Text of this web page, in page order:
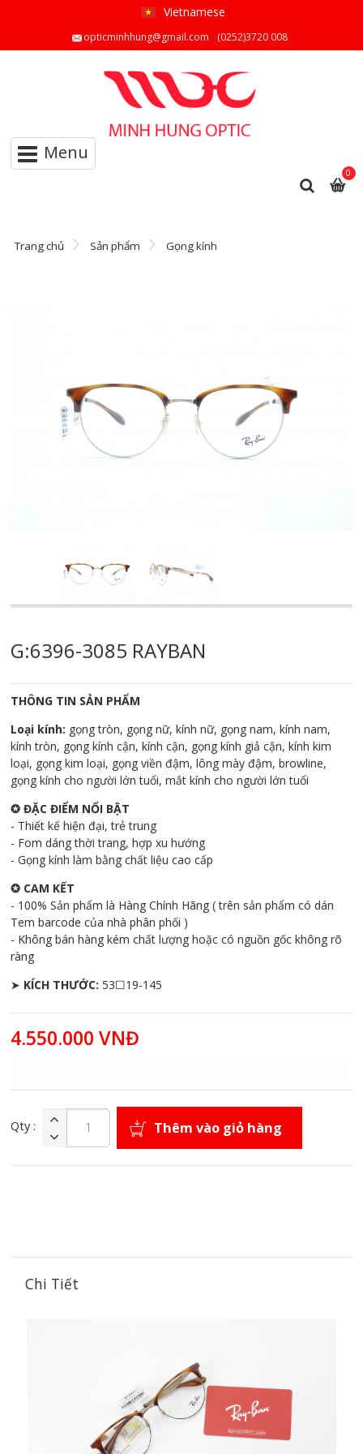
Vietnamese
opticminhhung@gmail.com (0252)3720 008
Menu
0
Trang chủ Sản phẩm Gọng kính
G:6396-3085 RAYBAN
THÔNG TIN SẢN PHẨM
Loại kính: gọng tròn, gọng nữ, kính nữ, gọng nam, kính nam,
kính tròn, gọng kính cận, kính cận, gọng kính giả cận, kính kim
loại, gọng kim loại, gọng viền đậm, lông mày đậm, browline,
gọng kính cho người lớn tuổi, mắt kính cho người lớn tuổi
✪ ĐẶC ĐIỂM NỔI BẬT
- Thiết kế hiện đại, trẻ trung
- Fom dáng thời trang, hợp xu hướng
- Gọng kính làm bằng chất liệu cao cấp
✪ CAM KẾT
- 100% Sản phẩm là Hàng Chính Hãng ( trên sản phẩm có dán
Tem barcode của nhà phân phối )
- Không bán hàng kém chất lượng hoặc có nguồn gốc không rõ
ràng
➤ KÍCH THƯỚC: 53☐19-145
4.550.000 VNĐ
Qty : Thêm vào giỏ hàng
Chi Tiết